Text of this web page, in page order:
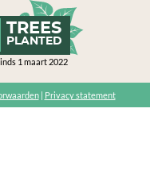
TREES
PLANTED
1 maart 2022
| Privacy statement